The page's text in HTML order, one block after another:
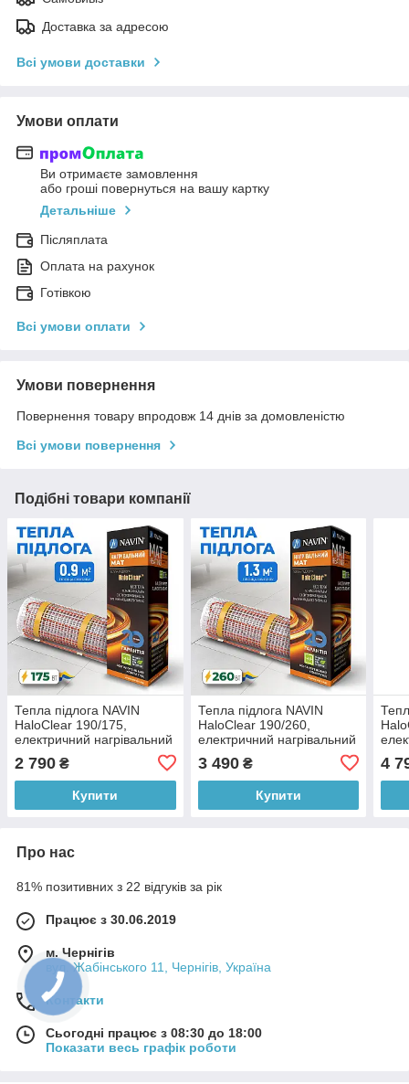
Доставка за адресою
Всі умови доставки
Умови оплати
Ви отримаєте замовлення
або гроші повернуться на вашу картку
Детальніше
Післяплата
Оплата на рахунок
Готівкою
Всі умови оплати
Умови повернення
Повернення товару впродовж 14 днів за домовленістю
Всі умови повернення
Подібні товари компанії
Тепла підлога NAVIN
HaloClear 190/175,
електричний нагрівальний
2 790 ₴
Купити
Тепла підлога NAVIN
HaloClear 190/260,
електричний нагрівальний
3 490₴
Купити
4
Про нас
81% позитивних з 22 відгуків за рік
Працює з 30.06.2019
м. Чернігів
вул. Жабінського 11, Чернігів, Україна
Контакти
Сьогодні працює з 08:30 до 18:00
Показати весь графік роботи